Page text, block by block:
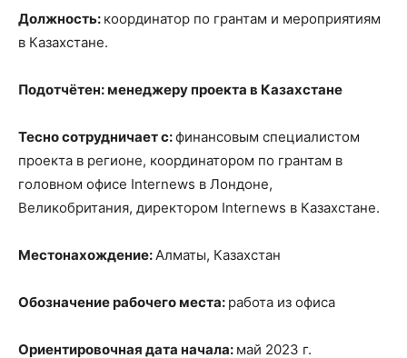
Должность: координатор по грантам и мероприятиям
в Казахстане.
Подотчётен: менеджеру проекта в Казахстане
Тесно сотрудничает с:финансовым специалистом
проекта в регионе, координатором по грантам в
головном офисе Internews в Лондоне,
Великобритания, директором Internews в Казахстане.
Местонахождение:Алматы, Казахстан
Обозначение рабочего места: работа из офиса
Ориентировочная дата начала: май 2023 г.